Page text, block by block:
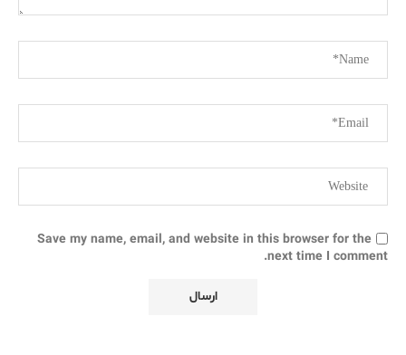
Save my name, email, and website in this browser for the
next time I comment.